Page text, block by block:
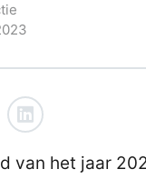
van het jaar